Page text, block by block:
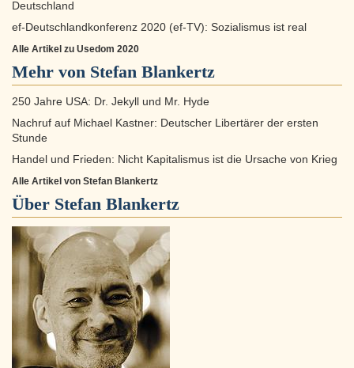
Deutschland
ef-Deutschlandkonferenz 2020 (ef-TV): Sozialismus ist real
Alle Artikel zu Usedom 2020
Mehr von Stefan Blankertz
250 Jahre USA: Dr. Jekyll und Mr. Hyde
Nachruf auf Michael Kastner: Deutscher Libertärer der ersten
Stunde
Handel und Frieden: Nicht Kapitalismus ist die Ursache von Krieg
Alle Artikel von Stefan Blankertz
Über Stefan Blankertz